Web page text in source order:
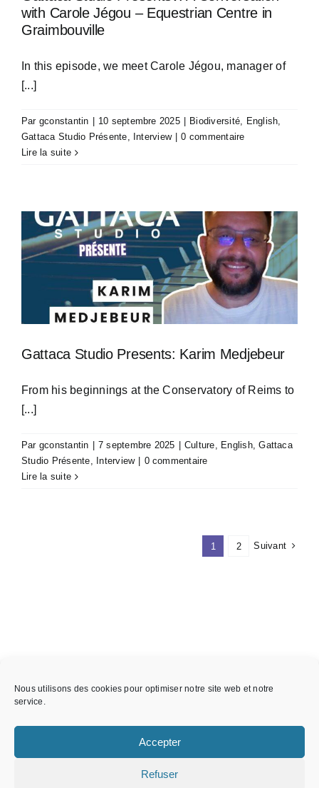
Nous utilisons des cookies pour optimiser notre site web et notre
service.
Accepter
Refuser
with Carole Jégou – Equestrian Centre in
Graimbouville
In this episode, we meet Carole Jégou, manager of
[...]
Par gconstantin 10 septembre 2025 Biodiversité, English,
Gattaca Studio Présente, Interview
0 commentaire
Lire la suite
Gattaca Studio Presents: Karim Medjebeur
From his beginnings at the Conservatory of Reims to
[...]
Par gconstantin 7 septembre 2025 Culture, English,Gattaca
Studio Présente, Interview
0 commentaire
Lire la suite
1 2 Suivant